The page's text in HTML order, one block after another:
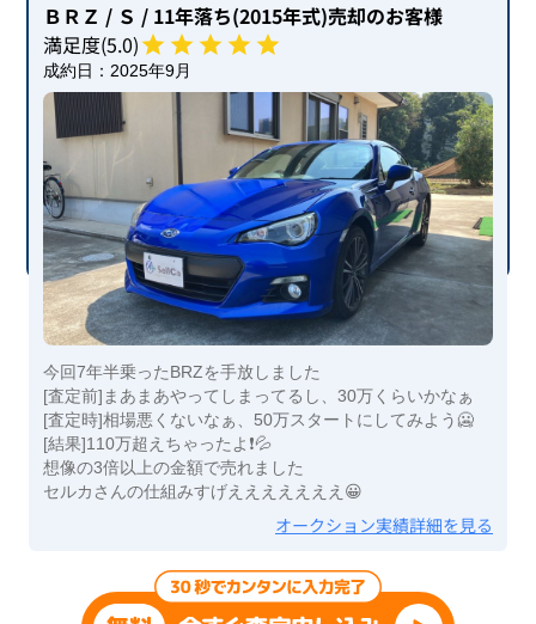
ＢＲＺ / Ｓ / 11年落ち(2015年式)売却のお客様
満足度(5.0)
成約日： 2025年9月
今回7年半乗ったBRZを手放しました
[査定前]まあまあやってしまってるし、30万くらいかなぁ
[査定時]相場悪くないなぁ、50万スタートにしてみよう🥶
[結果]110万超えちゃったよ❗️💦
想像の3倍以上の金額で売れました
セルカさんの仕組みすげえええええええ😀
オークション実績詳細を見る